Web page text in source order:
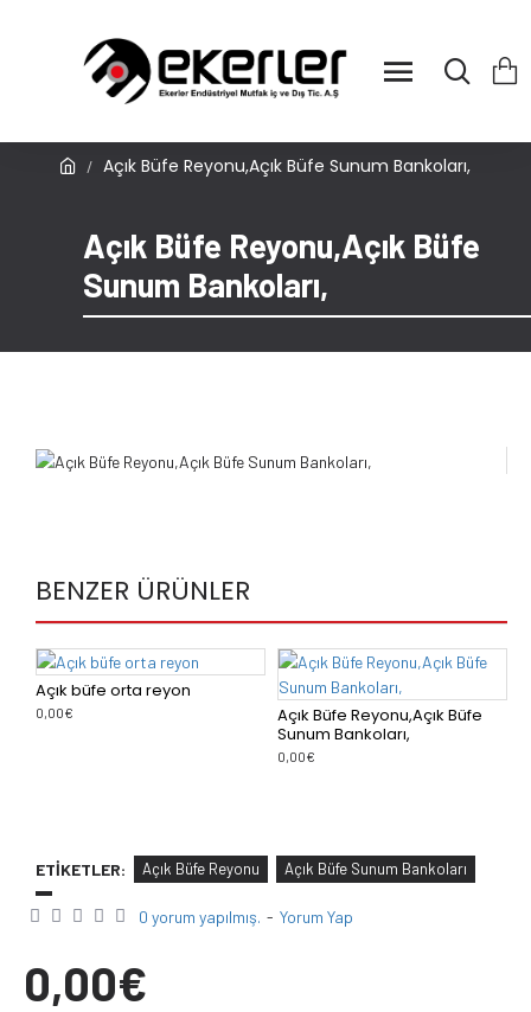
Açık Büfe Reyonu,Açık Büfe Sunum Bankoları,
Açık Büfe Reyonu,Açık Büfe
Sunum Bankoları,
BENZER ÜRÜNLER
Açık büfe orta reyon
0,00€
Açık Büfe Reyonu,Açık Büfe
Sunum Bankoları,
0,00€
ETIKETLER: Açık Büfe Reyonu Açık Büfe Sunum Bankoları
0 yorum yapılmış. - Yorum Yap
0,00€